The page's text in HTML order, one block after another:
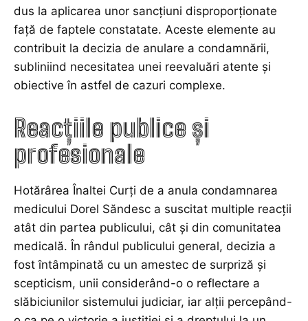
dus la aplicarea unor sancțiuni disproporționate
față de faptele constatate. Aceste elemente au
contribuit la decizia de anulare a condamnării,
subliniind necesitatea unei reevaluări atente și
obiective în astfel de cazuri complexe.
Reacțiile publice și
profesionale
Hotărârea Înaltei Curți de a anula condamnarea
medicului Dorel Săndesc a suscitat multiple reacții
atât din partea publicului, cât și din comunitatea
medicală. În rândul publicului general, decizia a
fost întâmpinată cu un amestec de surpriză și
scepticism, unii considerând-o o reflectare a
slăbiciunilor sistemului judiciar, iar alții percepând-